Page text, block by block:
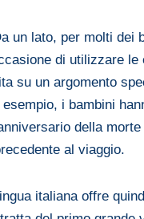
un lato, per molti dei
di utilizzare
su un argomento
i bambini
della
al viaggio.
italiana offre